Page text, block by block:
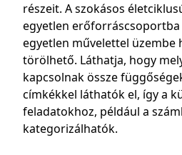
részeit. A szokásos
egyetlen
egyetlen művelettel üzembe
törölhető. Láthatja, hogy
kapcsolnak össze
címkékkel láthatók el, így a
feladatokhoz, például a
kategorizálhatók.